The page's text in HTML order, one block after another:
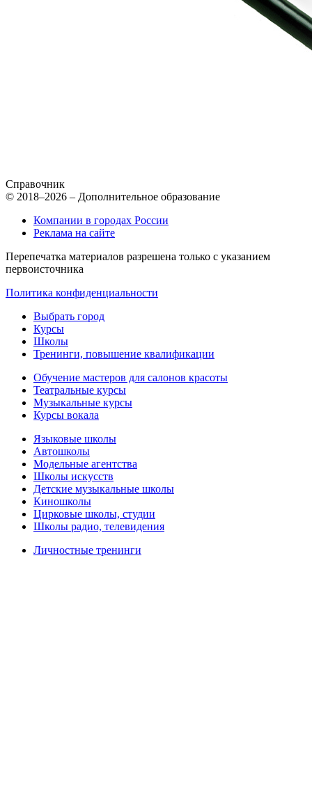
Справочник
© 2018–2026 – Дополнительное образование
Компании в городах России
Реклама на сайте
Перепечатка материалов разрешена только с указанием
первоисточника
Политика конфиденциальности
Выбрать город
Курсы
Школы
Тренинги, повышение квалификации
Обучение мастеров для салонов красоты
Театральные курсы
Музыкальные курсы
Курсы вокала
Языковые школы
Автошколы
Модельные агентства
Школы искусств
Детские музыкальные школы
Киношколы
Цирковые школы, студии
Школы радио, телевидения
Личностные тренинги